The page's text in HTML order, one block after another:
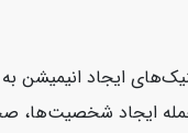
ایجاد انیمیشن به
ایجاد